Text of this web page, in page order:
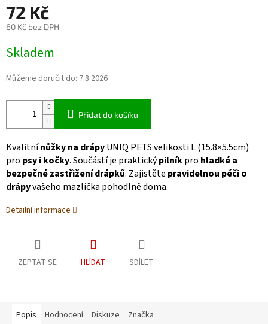
72 Kč
60 Kč bez DPH
cena:
Skladem
Můžeme doručit do: 7.8.2026
Přidat do košíku
Kvalitnínůžky na drápyUNIQ PETS velikosti L (15.8×5.5cm)
pro psy i kočky. Součástí je praktickýpilníkpro hladké a
bezpečné zastřižení drápků. Zajistěte pravidelnou péči o
drápyvašeho mazlíčka pohodlně doma.
Detailní informace
ZEPTAT SE HLÍDAT SDÍLET
Popis Hodnocení Diskuze Značka